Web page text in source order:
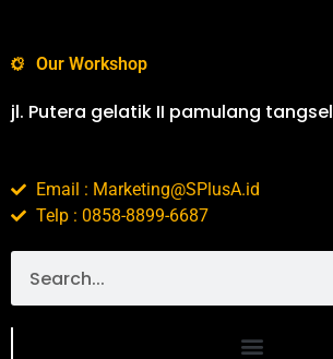
Our Workshop
jl. Putera gelatik II pamulang tangsel
Email : Marketing@SPlusA.id
Telp : 0858-8899-6687